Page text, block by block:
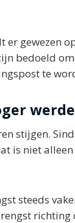
er gewezen
bedoeld
te
stijgen.
is niet
steeds